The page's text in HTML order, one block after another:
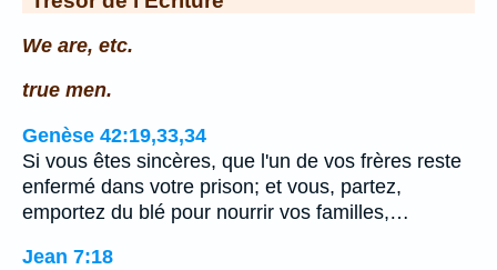
We are, etc.
true men.
Genèse 42:19,33,34
Si vous êtes sincères, que l'un de vos frères reste
enfermé dans votre prison; et vous, partez,
emportez du blé pour nourrir vos familles,…
Jean 7:18